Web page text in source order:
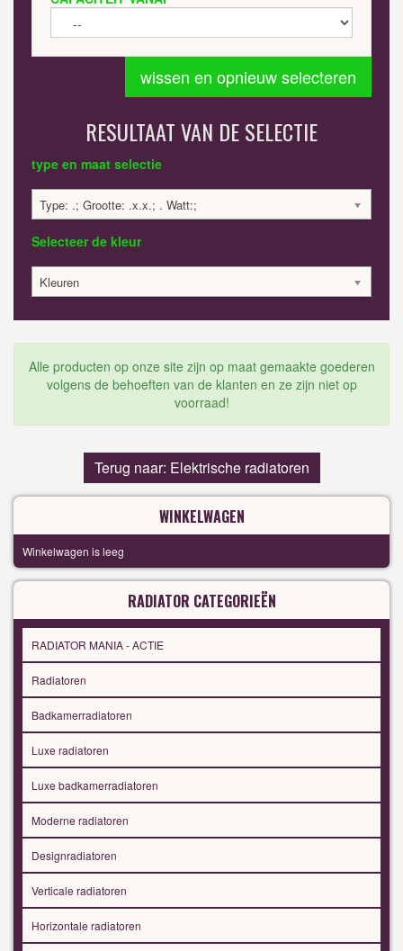
wissen en opnieuw selecteren
RESULTAAT VAN DE SELECTIE
type en maat selectie
Type: .; Grootte: .x.x.; . Watt:;
Selecteer de kleur
Kleuren
Alle producten op onze site zijn op maat gemaakte goederen
volgens de behoeften van de klanten en ze zijn niet op
voorraad!
Terug naar: Elektrische radiatoren
WINKELWAGEN
Winkelwagen is leeg
RADIATOR CATEGORIEËN
RADIATOR MANIA - ACTIE
Radiatoren
Badkamerradiatoren
Luxe radiatoren
Luxe badkamerradiatoren
Moderne radiatoren
Designradiatoren
Verticale radiatoren
Horizontale radiatoren